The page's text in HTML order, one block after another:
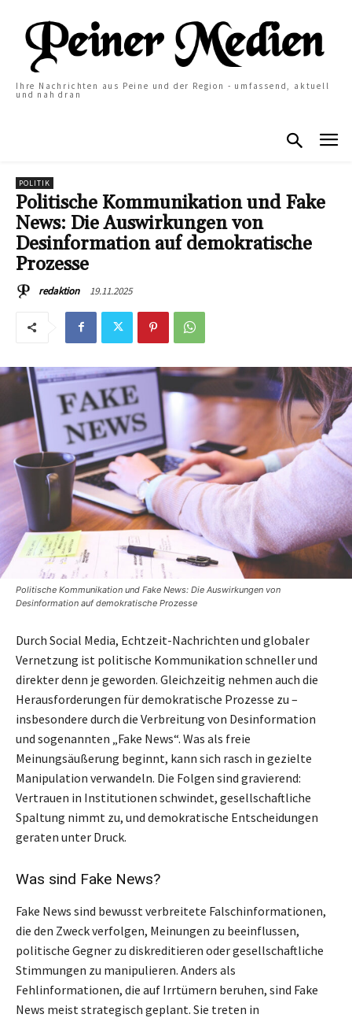
Ihre Nachrichten aus Peine und der Region - umfassend, aktuell
und nah dran
POLITIK
Politische Kommunikation und Fake
News: Die Auswirkungen von
Desinformation auf demokratische
Prozesse
redaktion 19.11.2025
Politische Kommunikation und Fake News: Die Auswirkungen von
Desinformation auf demokratische Prozesse
Durch Social Media, Echtzeit-Nachrichten und globaler
Vernetzung ist politische Kommunikation schneller und
direkter denn je geworden. Gleichzeitig nehmen auch die
Herausforderungen für demokratische Prozesse zu –
insbesondere durch die Verbreitung von Desinformation
und sogenannten „Fake News“. Was als freie
Meinungsäußerung beginnt, kann sich rasch in gezielte
Manipulation verwandeln. Die Folgen sind gravierend:
Vertrauen in Institutionen schwindet, gesellschaftliche
Spaltung nimmt zu, und demokratische Entscheidungen
geraten unter Druck.
Was sind Fake News?
Fake News sind bewusst verbreitete Falschinformationen,
die den Zweck verfolgen, Meinungen zu beeinflussen,
politische Gegner zu diskreditieren oder gesellschaftliche
Stimmungen zu manipulieren. Anders als
Fehlinformationen, die auf Irrtümern beruhen, sind Fake
News meist strategisch geplant. Sie treten in